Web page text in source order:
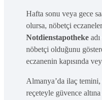
Hafta sonu veya gece
olursa, nöbetçi
Notdienstapotheke
nöbetçi olduğunu
eczanenin kapısında
Almanya’da ilaç
reçeteyle güvence altına